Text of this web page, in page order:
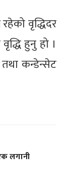
वृद्धिदर
हुनु हो ।
तथा कन्डेन्सेट
लगानी